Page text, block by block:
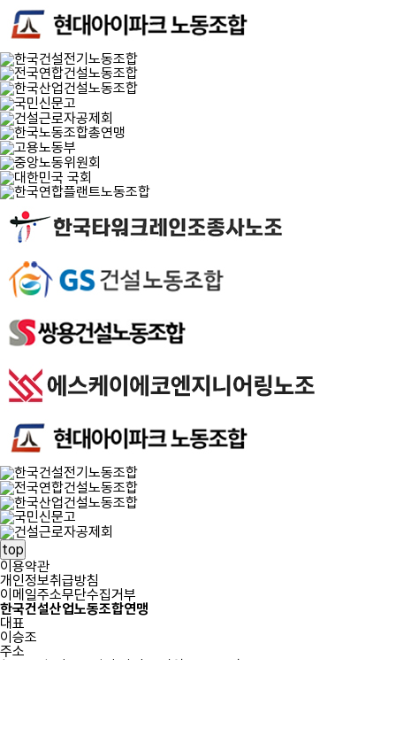
top
이용약관
개인정보취급방침
이메일주소무단수집거부
한국건설산업노동조합연맹
대표
이승조
주소
(05103) 서울특별시 광진구 자양로 43, 3층